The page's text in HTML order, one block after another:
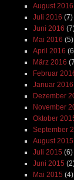
August 2016
Juli 2016 (7)
Juni 2016
Mai 2016 (5)
April 2016
März 2016
Februar
Januar 2016
Dezember
November
Oktober
September
August 2015
Juli 2015 (6)
Juni 2015
Mai 2015 (4)